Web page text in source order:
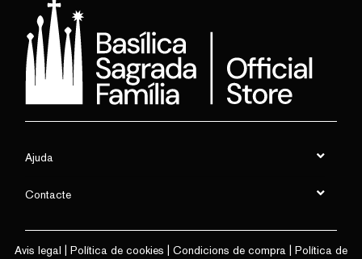
Ajuda
Contacte
Avis legal Política de cookies Condicions de compra Política de